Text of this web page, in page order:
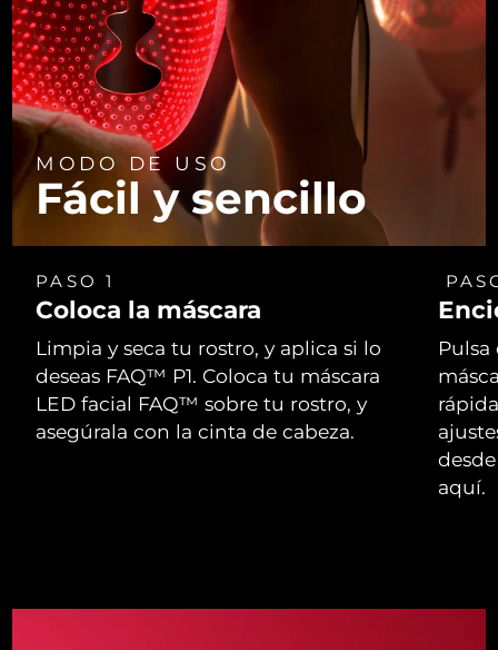
MODO DE USO
Fácil y sencillo
PASO 1
Coloca la máscara
Limpia y seca tu rostro, y aplica si lo
deseas FAQ™ P1. Coloca tu máscara
LED facial FAQ™ sobre tu rostro, y
asegúrala con la cinta de cabeza.
aquí.